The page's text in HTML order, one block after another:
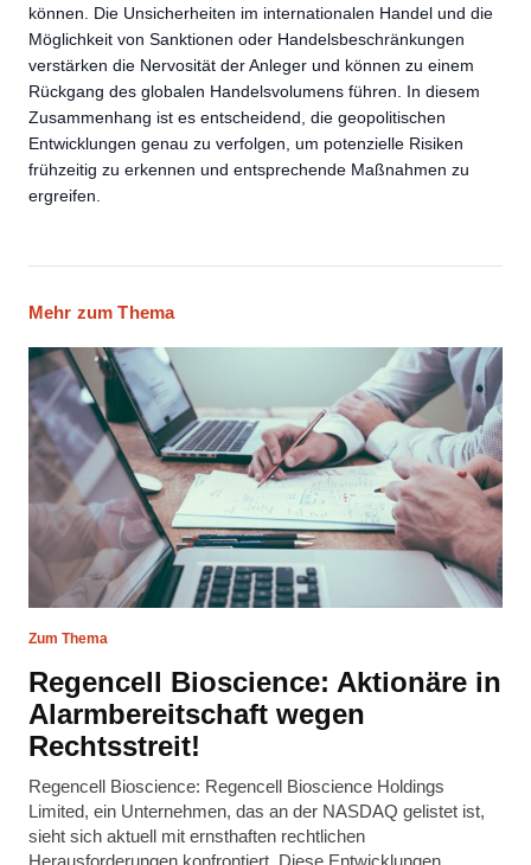
können. Die Unsicherheiten im internationalen Handel und die
Möglichkeit von Sanktionen oder Handelsbeschränkungen
verstärken die Nervosität der Anleger und können zu einem
Rückgang des globalen Handelsvolumens führen. In diesem
Zusammenhang ist es entscheidend, die geopolitischen
Entwicklungen genau zu verfolgen, um potenzielle Risiken
frühzeitig zu erkennen und entsprechende Maßnahmen zu
ergreifen.
Mehr zum Thema
Zum Thema
Regencell Bioscience: Aktionäre in
Alarmbereitschaft wegen
Rechtsstreit!
Regencell Bioscience: Regencell Bioscience Holdings
Limited, ein Unternehmen, das an der NASDAQ gelistet ist,
sieht sich aktuell mit ernsthaften rechtlichen
Herausforderungen konfrontiert. Diese Entwicklungen …